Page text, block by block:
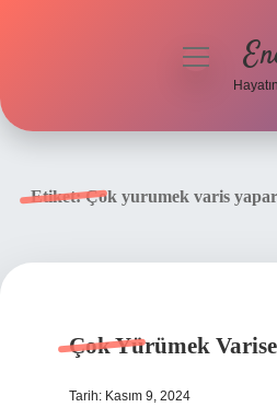
menüyü
Etiket:Çok yurumek varis yapar
Çok Yürümek
Tarih: Kasım 9, 2024